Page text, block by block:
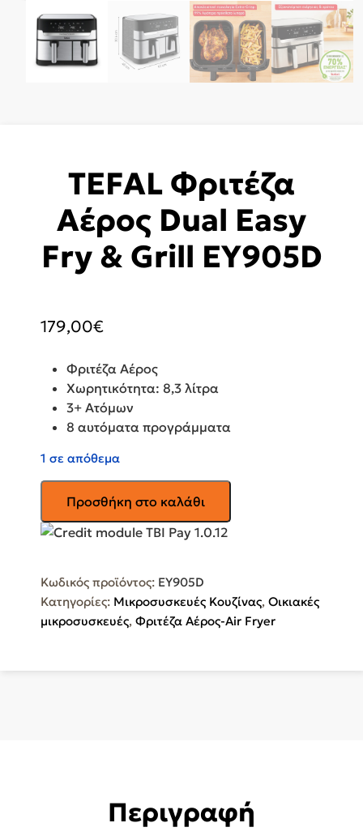
TEFAL Φριτέζα
Αέρος Dual Easy
Fry & Grill EY905D
179,00€
Φριτέζα Αέρος
Χωρητικότητα: 8,3 λίτρα
3+ Ατόμων
8 αυτόματα προγράμματα
1 σε απόθεμα
Φριτέζα
Αέρος
Fry
&
Grill
Προσθήκη στο καλάθι
Κωδικός προϊόντος: EY905D
Κατηγορίες: Μικροσυσκευές Κουζίνας, Οικιακές
μικροσυσκευές, Φριτέζα Αέρος-Air Fryer
Περιγραφή